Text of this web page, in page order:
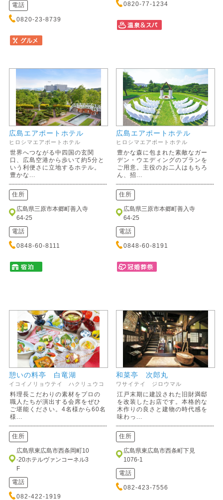
電話
0820-23-8739
0820-77-1234
広島エアポートホテル
ヒロシマエアポートホテル
世界へつながる中四国の玄関
口、広島空港から歩いて約5分と
いう利便さに立地するホテル。
豊かな...
住所
広島県三原市本郷町善入寺
64-25
電話
0848-60-8111
広島エアポートホテル
ヒロシマエアポートホテル
豊かな森に包まれた素敵なガー
デン・ウエディングのプランを
ご用意。主役のお二人はもちろ
ん、招...
住所
広島県三原市本郷町善入寺
64-25
電話
0848-60-8191
憩いの料亭 白竜湖
イコイノリョウテイ ハクリュウコ
料理長こだわりの素材をプロの
職人たちが演出する会席をぜひ
ご堪能ください。4名様から60名
様...
住所
広島県東広島市西条岡町10
-20ホテルヴァンコーネル3
F
電話
082-422-1919
和菜亭 次郎丸
ワサイテイ ジロウマル
江戸末期に建設された旧財満邸
を改装したお店です。本格的な
木作りの良さと建物の時代感を
味わっ...
住所
広島県東広島市西条町下見
1076-1
電話
082-423-7556